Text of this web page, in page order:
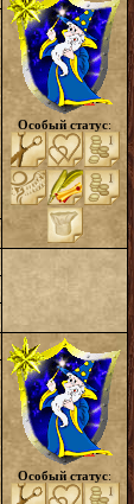
Особый статус:
Особый статус: